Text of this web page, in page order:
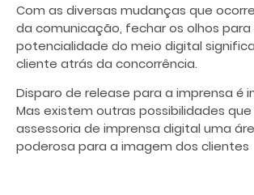
Com as diversas mudanças que
da comunicação, fechar os olhos para
potencialidade do meio digital
cliente atrás da concorrência.
Disparo de release para a imprensa é
Mas existem outras possibilidades
assessoria de imprensa digital uma
poderosa para a imagem dos clientes